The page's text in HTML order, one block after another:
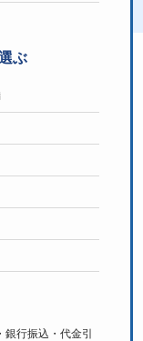
ぶ
銀行振込・代金引